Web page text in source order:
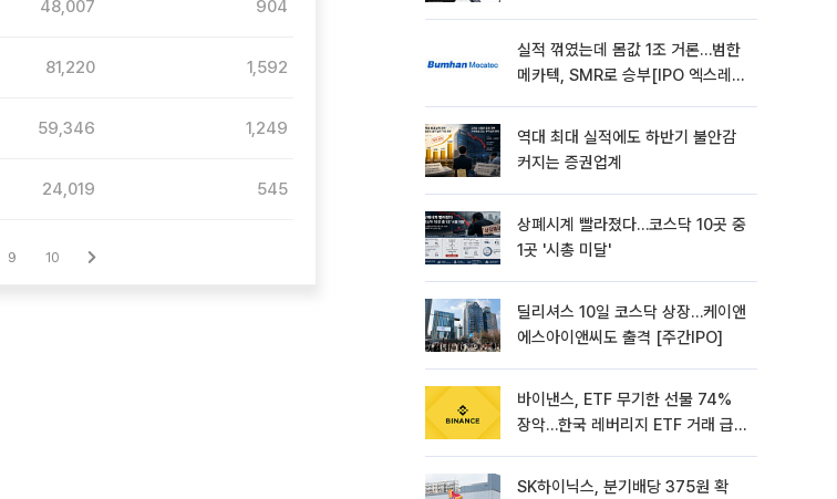
실적 꺾였는데 몸값 1조 거론…범한
메카텍, SMR로 승부[IPO 엑스레
역대 최대 실적에도 하반기 불안감
커지는 증권업계
상폐시계 빨라졌다…코스닥 10곳 중
1곳 '시총 미달'
딜리셔스 10일 코스닥 상장…케이앤
에스아이앤씨도 출격 [주간IPO]
바이낸스, ETF 무기한 선물 74%
장악…한국 레버리지 ETF 거래 급
SK하이닉스, 분기배당 375원 확